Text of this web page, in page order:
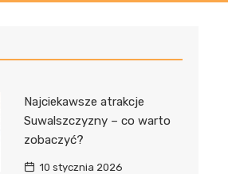
Najciekawsze atrakcje
Suwalszczyzny – co warto
zobaczyć?
10 stycznia 2026